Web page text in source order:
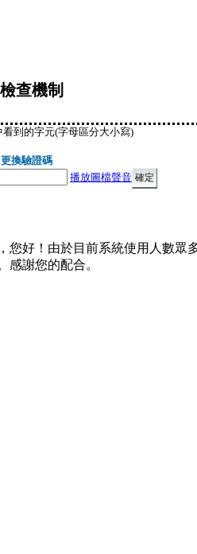
查機制
到的字元(字母區分大小寫)
更換驗證碼
播放圖檔聲音
您好！由於目前系統使用人數眾
感謝您的配合。